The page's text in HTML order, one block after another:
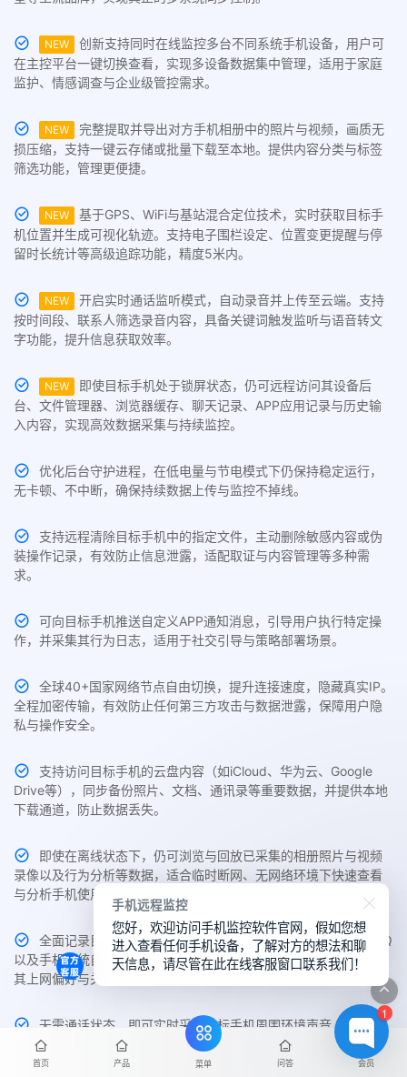
NEW
创新支持同时在线监控多台不同系统手机设备，用户可
在主控平台一键切换查看，实现多设备数据集中管理，适用于家庭
监护、情感调查与企业级管控需求。
NEW
完整提取并导出对方手机相册中的照片与视频，画质无
损压缩，支持一键云存储或批量下载至本地。提供内容分类与标签
筛选功能，管理更便捷。
NEW
基于GPS、WiFi与基站混合定位技术，实时获取目标手
机位置并生成可视化轨迹。支持电子围栏设定、位置变更提醒与停
留时长统计等高级追踪功能，精度5米内。
NEW
开启实时通话监听模式，自动录音并上传至云端。支持
按时间段、联系人筛选录音内容，具备关键词触发监听与语音转文
字功能，提升信息获取效率。
NEW
即使目标手机处于锁屏状态，仍可远程访问其设备后
台、文件管理器、浏览器缓存、聊天记录、APP应用记录与历史输
入内容，实现高效数据采集与持续监控。
优化后台守护进程，在低电量与节电模式下仍保持稳定运行，
无卡顿、不中断，确保持续数据上传与监控不掉线。
支持远程清除目标手机中的指定文件，主动删除敏感内容或伪
装操作记录，有效防止信息泄露，适配取证与内容管理等多种需
求。
可向目标手机推送自定义APP通知消息，引导用户执行特定操
作，并采集其行为日志，适用于社交引导与策略部署场景。
全球40+国家网络节点自由切换，提升连接速度，隐藏真实IP。
全程加密传输，有效防止任何第三方攻击与数据泄露，保障用户隐
私与操作安全。
支持访问目标手机的云盘内容（如iCloud、华为云、Google
Drive等），同步备份照片、文档、通讯录等重要数据，并提供本地
下载通道，防止数据丢失。
即使在离线状态下，仍可浏览与回放已采集的相册照片与视频
录像以及行为分析等数据，适合临时断网、无网络环境下快速查看
与分析手机使用行为。
全面记录目标手机中Chrome、Safari、Edge、UC、夸克、QQ
以及手机系统自带的主流浏览器访问历史与搜索关键词，帮助了解
其上网偏好与关注内容。
无需通话状态，即可实时采集目标手机周围环境声音，支持无
提示静音录制与远程回放，适用于隐蔽场景监控与异常识别。
首页 产品 菜单 问答 会员
1
手机远程监控
您好，欢迎访问手机监控软件官网，假如您想
进入查看任何手机设备，了解对方的想法和聊
天信息，请尽管在此在线客服窗口联系我们！